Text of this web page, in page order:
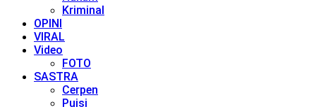
Kriminal
OPINI
VIRAL
Video
FOTO
SASTRA
Cerpen
Puisi